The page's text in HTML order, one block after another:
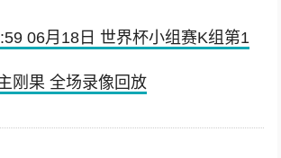
06月18日 世界杯小组赛K组第1
刚果 全场录像回放